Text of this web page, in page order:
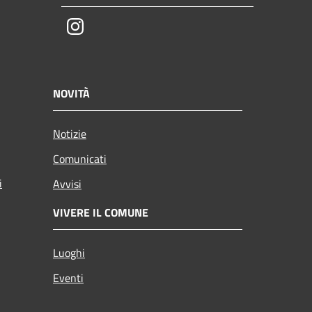
Instagram
NOVITÀ
Notizie
Comunicati
Avvisi
VIVERE IL COMUNE
Luoghi
Eventi